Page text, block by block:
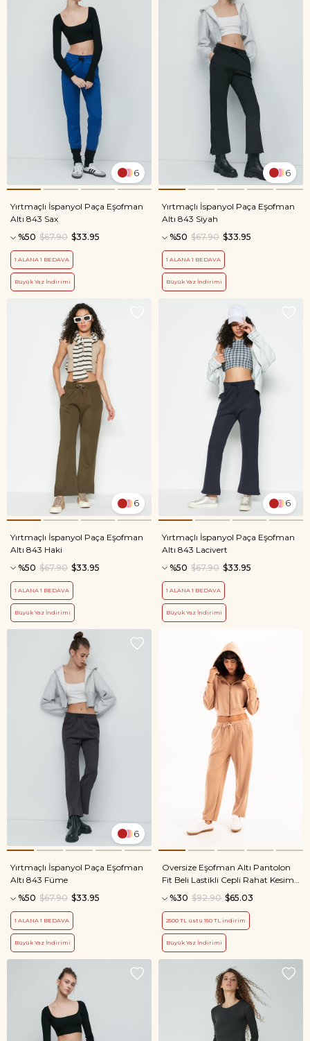
6
Yırtmaçlı İspanyol Paça Eşofman
Altı 843 Sax
%50
$33.95
$67.90
1 ALANA 1 BEDAVA
Büyük Yaz İndirimi
6
Yırtmaçlı İspanyol Paça Eşofman
Altı 843 Siyah
%50
$33.95
$67.90
1 ALANA 1 BEDAVA
Büyük Yaz İndirimi
6
Yırtmaçlı İspanyol Paça Eşofman
Altı 843 Haki
%50
$33.95
$67.90
1 ALANA 1 BEDAVA
Büyük Yaz İndirimi
6
Yırtmaçlı İspanyol Paça Eşofman
Altı 843 Lacivert
%50
$33.95
$67.90
1 ALANA 1 BEDAVA
Büyük Yaz İndirimi
6
Yırtmaçlı İspanyol Paça Eşofman
Altı 843 Füme
%50
$33.95
$67.90
1 ALANA 1 BEDAVA
Büyük Yaz İndirimi
Oversize Eşofman Altı Pantolon
Fit Beli Lastikli Cepli Rahat Kesim
Kadın Flex Vizon
%30 $65.03
$92.90
2500 TL üstü 150 TL indirim
Büyük Yaz İndirimi